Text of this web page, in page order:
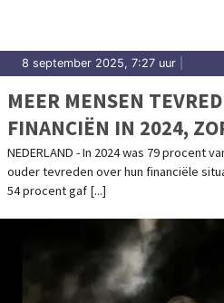
8 september 2025, 7:27 uur
MEER MENSEN
FINANCIËN IN 2024,
GROOT
NEDERLAND - In 2024 was 79 procent
ouder tevreden over hun financiële
54 procent gaf [...]